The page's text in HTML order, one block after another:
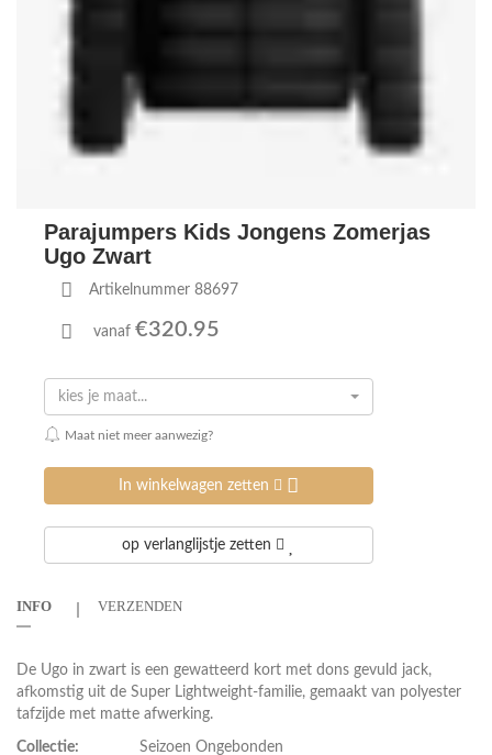
Parajumpers Kids Jongens Zomerjas
Ugo Zwart
Artikelnummer 88697
vanaf €320.95
kies je maat...
Maat niet meer aanwezig?
In winkelwagen zetten
op verlanglijstje zetten
INFO VERZENDEN
De Ugo in zwart is een gewatteerd kort met dons gevuld jack,
afkomstig uit de Super Lightweight-familie, gemaakt van polyester
tafzijde met matte afwerking.
Collectie: Seizoen Ongebonden